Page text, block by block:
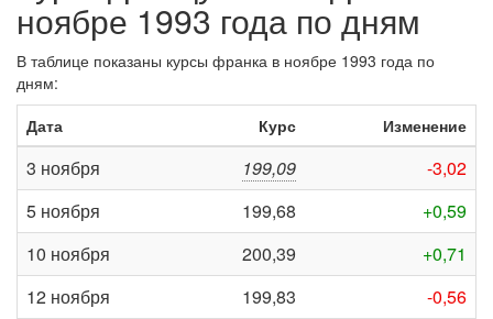
ноябре 1993 года по дням
В таблице показаны курсы франка в ноябре 1993 года по
дням:
Дата
Курс Изменение
3 ноября 199,09
-3,02
5 ноября
199,68
+0,59
10 ноября
200,39
+0,71
12 ноября
199,83
-0,56